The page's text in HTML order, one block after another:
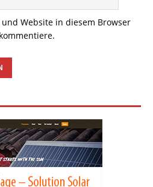
Website in diesem Browser